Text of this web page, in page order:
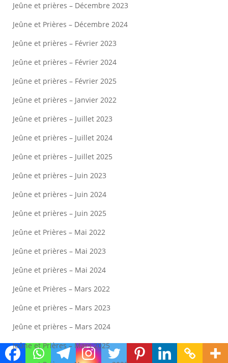
Jeûne et prières – Décembre 2023
Jeûne et Prières – Décembre 2024
Jeûne et prières – Février 2023
Jeûne et prières – Février 2024
Jeûne et prières – Février 2025
Jeûne et prières – Janvier 2022
Jeûne et prières – Juillet 2023
Jeûne et prières – Juillet 2024
Jeûne et prières – Juillet 2025
Jeûne et prières – Juin 2023
Jeûne et prières – Juin 2024
Jeûne et prières – Juin 2025
Jeûne et Prières – Mai 2022
Jeûne et prières – Mai 2023
Jeûne et prières – Mai 2024
Jeûne et Prières – Mars 2022
Jeûne et prières – Mars 2023
Jeûne et prières – Mars 2024
Jeûne et Prières – Mars 2025